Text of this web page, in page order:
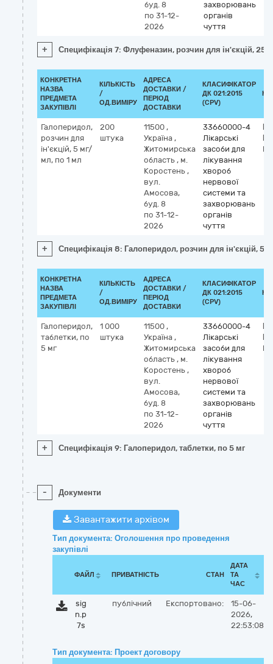
буд. 8
по 31-12-
2026
захворювань
органів
чуття
+ Специфікація 7: Флуфеназин, розчин для ін'єкцій, 25
КОНКРЕТНА
НАЗВА
ПРЕДМЕТА
ЗАКУПІВЛІ
КІЛЬКІСТЬ
/
ОД.ВИМІРУ
АДРЕСА
ДОСТАВКИ /
ПЕРІОД
ДОСТАВКИ
КЛАСИФІКАТОР
ДК 021:2015
(CPV)
Галоперидол,
розчин для
ін'єкцій, 5 мг/
мл, по 1 мл
200
штука
11500 ,
Україна ,
Житомирська
область , м.
Коростень ,
вул.
Амосова,
буд. 8
по 31-12-
2026
33660000-4
Лікарські
засоби для
лікування
хвороб
нервової
системи та
захворювань
органів
чуття
+ Специфікація 8: Галоперидол, розчин для ін'єкцій, 5
КОНКРЕТНА
НАЗВА
ПРЕДМЕТА
ЗАКУПІВЛІ
КІЛЬКІСТЬ
/
ОД.ВИМІРУ
АДРЕСА
ДОСТАВКИ /
ПЕРІОД
ДОСТАВКИ
КЛАСИФІКАТОР
ДК 021:2015
(CPV)
Галоперидол,
таблетки, по
5 мг
1 000
штука
11500 ,
Україна ,
Житомирська
область , м.
Коростень ,
вул.
Амосова,
буд. 8
по 31-12-
2026
33660000-4
Лікарські
засоби для
лікування
хвороб
нервової
системи та
захворювань
органів
чуття
+ Специфікація 9: Галоперидол, таблетки, по 5 мг
- Документи
Завантажити архівом
Тип документа: Оголошення про проведення
закупівлі
ФАЙЛ ПРИВАТНІСТЬ СТАН
ДАТА
ТА
ЧАС
sig
n.p
7s
публічний Експортовано:
15-06-
2026,
22:53:08
Тип документа: Проект договору